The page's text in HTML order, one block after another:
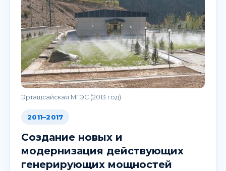
Эрташсайская МГЭС (2013 год)
2011–2017
Создание новых и
модернизация действующих
генерирующих мощностей